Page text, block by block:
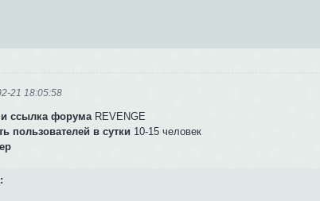
21 18:05:58
и ссылка форума REVENGE
пользователей в сутки 10-15 человек